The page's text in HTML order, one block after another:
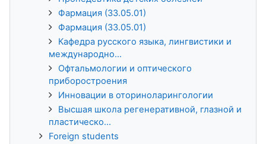
Фармация (33.05.01)
Фармация (33.05.01)
Кафедра русского языка, лингвистики и
международно...
Офтальмологии и оптического
приборостроения
Инновации в оториноларингологии
Высшая школа регенеративной, глазной и
пластическо...
Foreign students